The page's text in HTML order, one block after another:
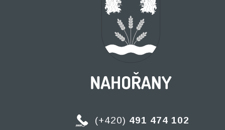
(+420) 491 474 102